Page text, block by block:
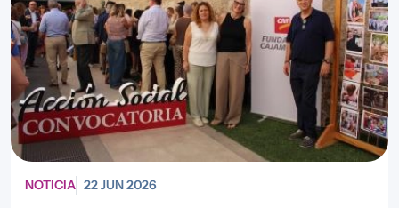
NOTICIA 22 JUN 2026